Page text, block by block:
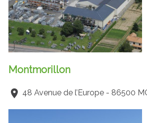
Montmorillon
48 Avenue de l’Europe - 86500